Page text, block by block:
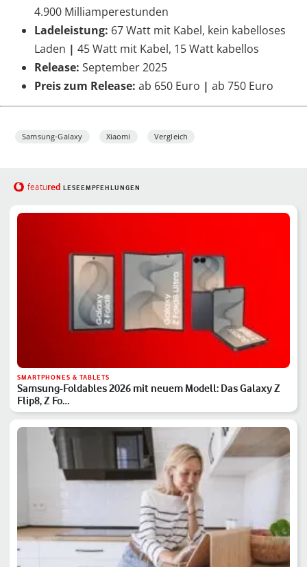
4.900 Milliamperestunden
Ladeleistung: 67 Watt mit Kabel, kein kabelloses
Laden | 45 Watt mit Kabel, 15 Watt kabellos
Release: September 2025
Preis zum Release: ab 650 Euro | ab 750 Euro
Samsung-Galaxy Xiaomi Vergleich
featured LESEEMPFEHLUNGEN
SMARTPHONES & TABLETS
Samsung-Foldables 2026 mit neuem Modell: Das Galaxy Z
Flip8, Z Fo…